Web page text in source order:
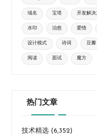
域名 宝塔 开发解决
水印 治愈 爱情
设计模式 诗词 豆瓣
阅读 面试 魔方
热门文章
技术精选 (6,352)